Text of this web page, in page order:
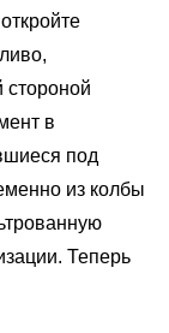
в
под
из колбы
Теперь